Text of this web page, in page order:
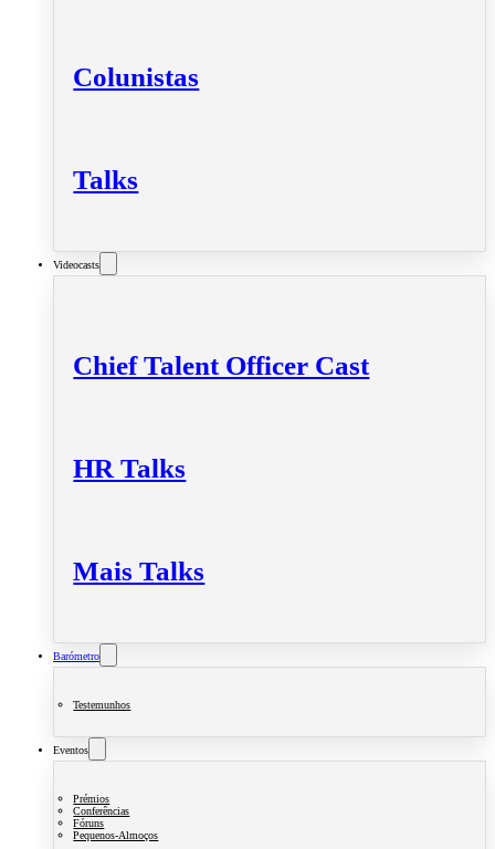
Colunistas
Talks
Videocasts
Chief Talent Officer Cast
HR Talks
Mais Talks
Barómetro
Testemunhos
Eventos
Prémios
Conferências
Fóruns
Pequenos-Almoços